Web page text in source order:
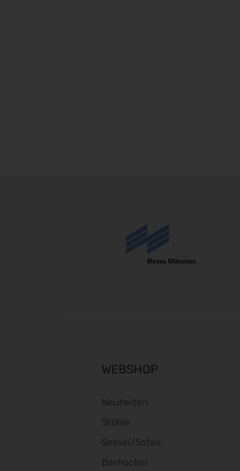
WEBSHOP
Neuheiten
Stühle
Sessel/Sofas
Barhocker